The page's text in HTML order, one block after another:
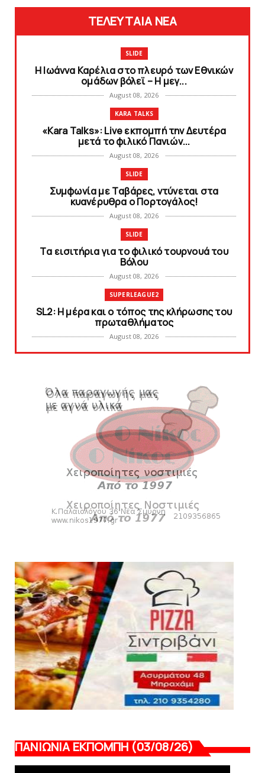
ΤΕΛΕΥΤΑΙΑ ΝΕΑ
SLIDE
Η Ιωάννα Καρέλια στο πλευρό των Εθνικών
ομάδων βόλεϊ – H μεγ...
August 08, 2026
KARA TALKS
«Kara Talks»: Live εκπομπή την Δευτέρα
μετά το φιλικό Πανιών...
August 08, 2026
SLIDE
Συμφωνία με Tαβάρες, ντύνεται στα
κυανέρυθρα ο Πορτογάλος!
August 08, 2026
SLIDE
Tα εισιτήρια για το φιλικό τουρνουά του
Bόλου
August 08, 2026
SUPERLEAGUE2
SL2: Η μέρα και ο τόπος της κλήρωσης του
πρωταθλήματος
August 08, 2026
KARA TALKS
August 07, 2026
KARA TALKS
«Kara Talks»: LIVE 21:00
August 07, 2026
SLIDE
Κύπελλο: Την Τετάρτη 19 Αυγούστου το Νίκη
Βόλου - Πανιώνιος
HEADLINES
KARA TALKS
«Kara Talks» LIVE: Παρασκευή στις 21:00
August 06, 2026
ΠΑΝΙΩΝΙΑ ΕΚΠΟΜΠΗ (03/08/26)